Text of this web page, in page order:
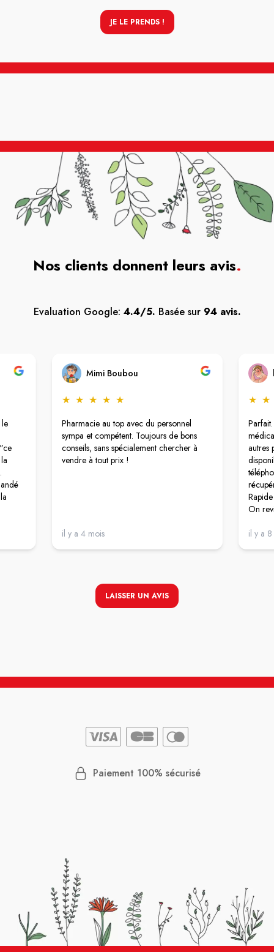
JE LE PRENDS !
Nos clients donnent leurs avis.
Evaluation Google: 4.4/5. Basée sur 94 avis.
Mimi Boubou
★ ★ ★ ★ ★
Pharmacie au top avec du personnel
sympa et compétent. Toujours de bons
conseils, sans spécialement chercher à
vendre à tout prix !
il y a 4 mois
★ ★
autres
On
il y a
LAISSER UN AVIS
Paiement 100% sécurisé